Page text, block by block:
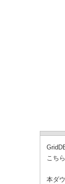
こち
本ダ